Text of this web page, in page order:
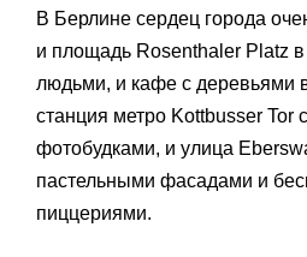
В Берлине сердец города
и площадь Rosenthaler Platz
людьми, и кафе с деревьями
станция метро Kottbusser Tor
фотобудками, и улица
пастельными фасадами и
пиццериями.